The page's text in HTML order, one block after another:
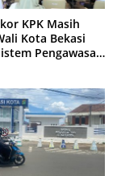
KPK Masih
Kota Bekasi
Pengawasan